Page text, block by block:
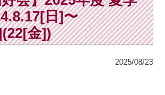
日]〜
金])
2025/08/23